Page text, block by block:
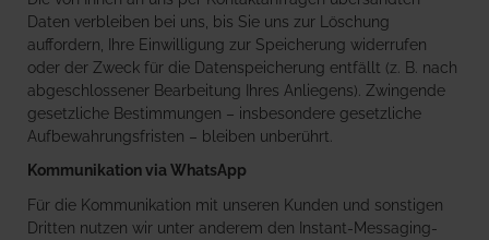
Daten verbleiben bei uns, bis Sie uns zur Löschung
auffordern, Ihre Einwilligung zur Speicherung widerrufen
oder der Zweck für die Datenspeicherung entfällt (z. B. nach
abgeschlossener Bearbeitung Ihres Anliegens). Zwingende
gesetzliche Bestimmungen – insbesondere gesetzliche
Aufbewahrungsfristen – bleiben unberührt.
Kommunikation via WhatsApp
Für die Kommunikation mit unseren Kunden und sonstigen
Dritten nutzen wir unter anderem den Instant-Messaging-